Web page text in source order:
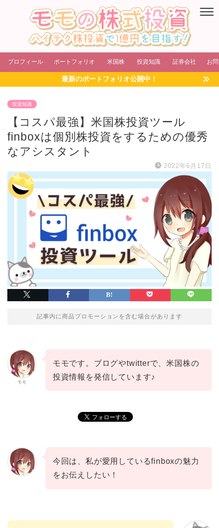
プロフィール ポートフォリオ 米国株 投資知識 証券会社 お
最新のポートフォリオ公開中！
投資知識
【コスパ最強】米国株投資ツール
finboxは個別株投資をするための優秀
なアシスタント
2022年6月17日
記事内に商品プロモーションを含む場合があります
モモ
モモです。ブログやtwitterで、米国株の
投資情報を発信しています♪
今回は、私が愛用しているfinboxの魅力
をお伝えしたい！